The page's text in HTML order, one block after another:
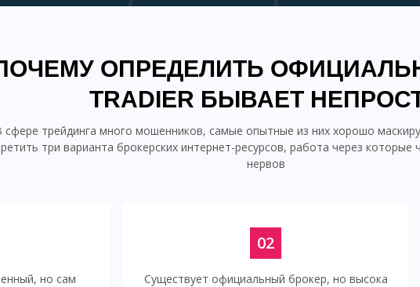
ОПРЕДЕЛИТЬ
TRADIER БЫВАЕТ
сфере трейдинга много мошенников, самые опытные из них хорошо
три варианта брокерских интернет-ресурсов, работа через которые
нервов
но сам
02
Существует официальный брокер, но высока